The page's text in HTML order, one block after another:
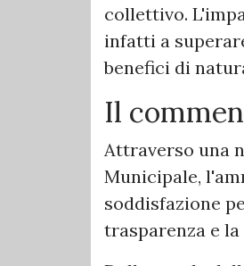
collettivo.
infatti a
benefici di
​Il
Attraverso una
Municipale,
soddisfazione
trasparenza e